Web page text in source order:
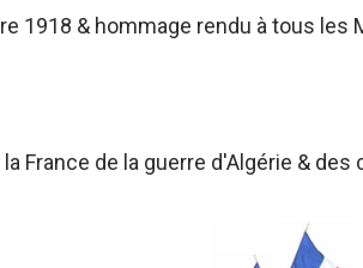
1918 & hommage rendu à tous les
France de la guerre d'Algérie &